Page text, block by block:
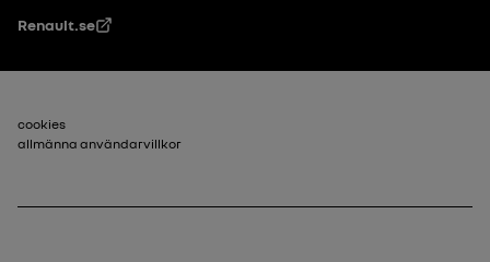
Renault.se
Sidfot_2
cookies
allmänna användarvillkor